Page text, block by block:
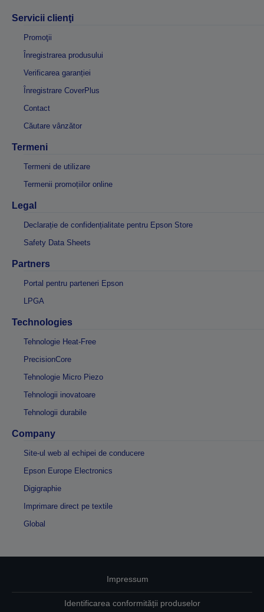
Servicii clienţi
Promoţii
Înregistrarea produsului
Verificarea garanției
Înregistrare CoverPlus
Contact
Căutare vânzător
Termeni
Termeni de utilizare
Termenii promoțiilor online
Legal
Declarație de confidențialitate pentru Epson Store
Safety Data Sheets
Partners
Portal pentru parteneri Epson
LPGA
Technologies
Tehnologie Heat-Free
PrecisionCore
Tehnologie Micro Piezo
Tehnologii inovatoare
Tehnologii durabile
Company
Site-ul web al echipei de conducere
Epson Europe Electronics
Digigraphie
Imprimare direct pe textile
Global
Impressum
Identificarea conformității produselor